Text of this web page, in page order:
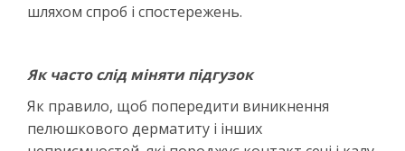
шляхом спроб і спостережень.
Як часто слід міняти підгузок
Як правило, щоб попередити виникнення
пелюшкового дерматиту і інших